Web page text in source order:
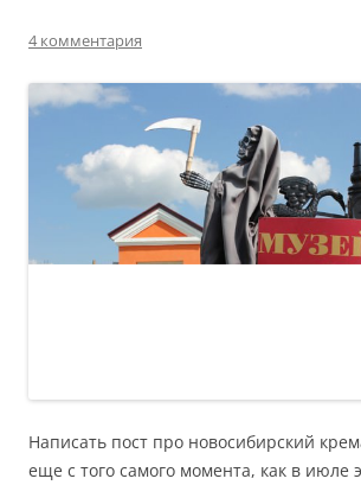
4 комментария
Написать пост про новосибирский
еще с того самого момента, как в июле